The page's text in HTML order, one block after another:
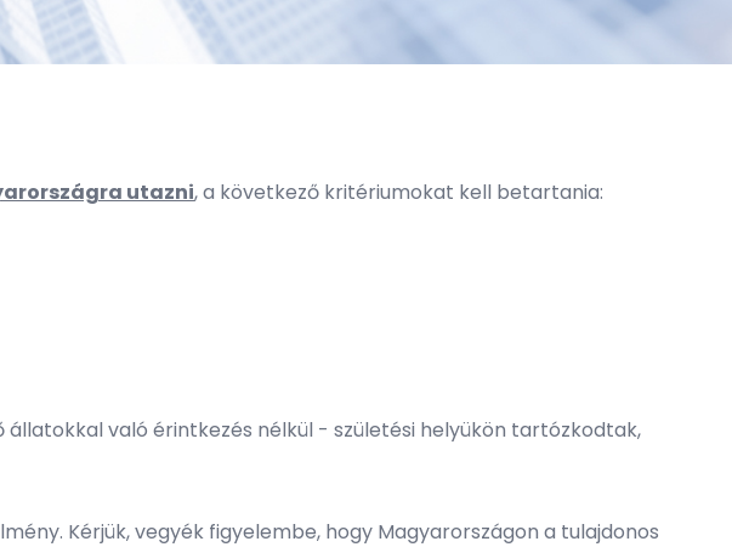
utazni, a következő kritériumokat kell betartania:
való érintkezés nélkül - születési helyükön tartózkodtak,
Kérjük, vegyék figyelembe, hogy Magyarországon a tulajdonos